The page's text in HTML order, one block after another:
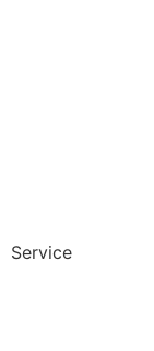
Service